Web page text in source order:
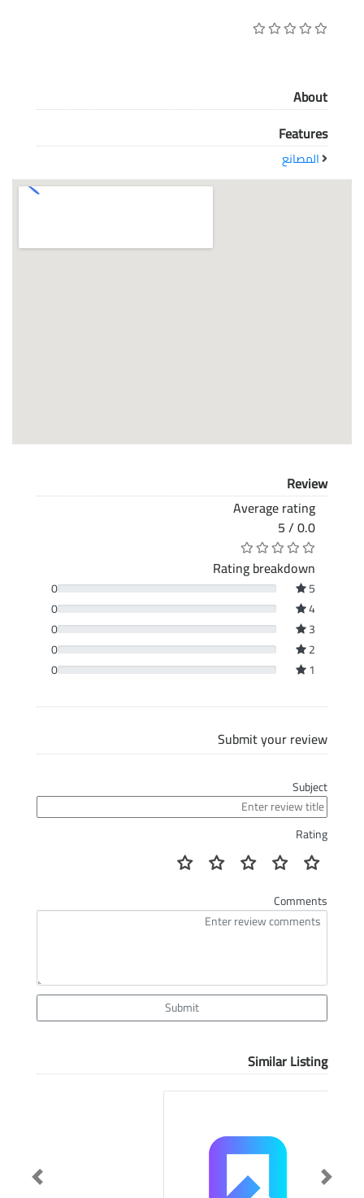
معاً نحو خلق مجتمع مبدع في عالم الأزياء
About
Features
المصانع
Review
Average rating
0.0 / 5
Rating breakdown
5
0
4
0
3
0
2
0
1
0
Submit your review
Subject
Rating
Comments
Submit
Similar Listing
Previous Next